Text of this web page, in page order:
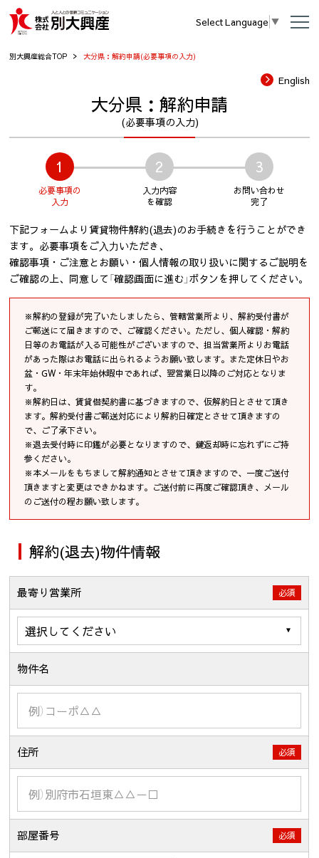
Select Language ▼
別大興産総合TOP 大分県：解約申請(必要事項の入力)
English
大分県：解約申請
(必要事項の入力)
1
必要事項の
入力
2
入力内容
を確認
3
お問い合わせ
完了
下記フォームより賃貸物件解約(退去)のお手続きを行うことができ
ます。必要事項をご⼊⼒いただき、
確認事項・ご注意とお願い・個人情報の取り扱いに関するご説明を
ご確認の上、同意して「確認画面に進む」ボタンを押してください。
※解約の登録が完了いたしましたら、管轄営業所より、解約受付書が
ご郵送にて届きますので、ご確認ください。ただし、個人確認・解約
日等のお電話が入る可能性がございますので、担当営業所よりお電話
があった際はお電話に出られるようお願い致します。また定休日やお
盆・GW・年末年始休暇中であれば、翌営業日以降のご対応となりま
す。
※解約日は、賃貸借契約書に基づきますので、仮解約日とさせて頂き
ます。解約受付書ご郵送対応により解約日確定とさせて頂きますの
で、ご了承下さい。
※退去受付時に印鑑が必要となりますので、鍵返却時に忘れずにご持
参ください。
※本メールをもちまして解約通知とさせて頂きますので、一度ご送付
頂きますと変更はできかねます。ご送付前に再度ご確認頂き、メール
のご送付の程お願い致します。
解約(退去)物件情報
最寄り営業所 必須
物件名
住所 必須
部屋番号 必須